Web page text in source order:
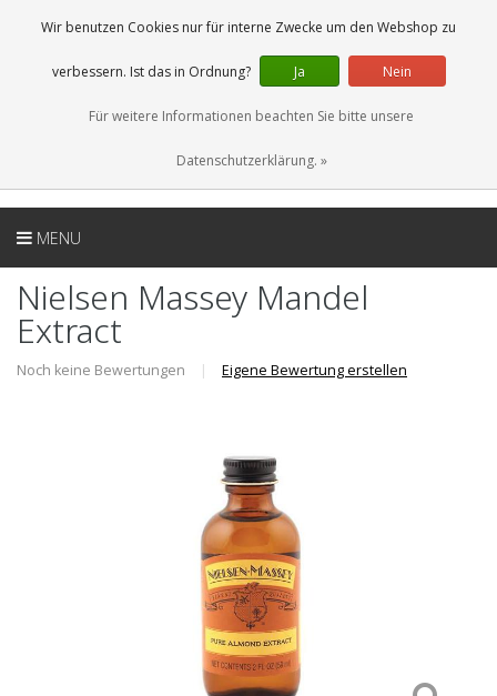
0 Artikel
DE
MENU
Nielsen Massey Mandel
Extract
Noch keine Bewertungen | Eigene Bewertung erstellen
Wir benutzen Cookies nur für interne Zwecke um den Webshop zu
verbessern. Ist das in Ordnung? Ja Nein
Für weitere Informationen beachten Sie bitte unsere
Datenschutzerklärung. »